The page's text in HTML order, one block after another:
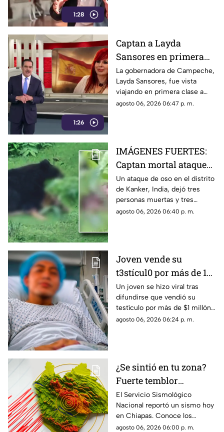
1:28
1:26
Captan a Layda
Sansores en primera
clase rumbo a Madrid
con su hermana, actual
directora del DIF
Campeche
La gobernadora de Campeche,
Layda Sansores, fue vista
viajando en primera clase a
Madrid junto a su hermana,
agosto 06, 2026 06:47 p. m.
IMÁGENES FUERTES:
Captan mortal ataque
de un oso contra dos
hermanos en India
Un ataque de oso en el distrito
de Kanker, India, dejó tres
personas muertas y tres
heridas. El hecho fue grabado
agosto 06, 2026 06:40 p. m.
Joven vende su
t3stícul0 por más de 1
millón de pesos: ¿Es
real o es IA la foto en
redes sociales?
Un joven se hizo viral tras
difundirse que vendió su
testículo por más de $1 millón
de pesos. ¿Qué tan real es
agosto 06, 2026 06:24 p. m.
¿Se sintió en tu zona?
Fuerte temblor
sorprende a habitantes
de Mapastepec,
Chiapas
El Servicio Sismológico
Nacional reportó un sismo hoy
en Chiapas. Conoce los
detalles del movimiento
agosto 06, 2026 06:00 p. m.